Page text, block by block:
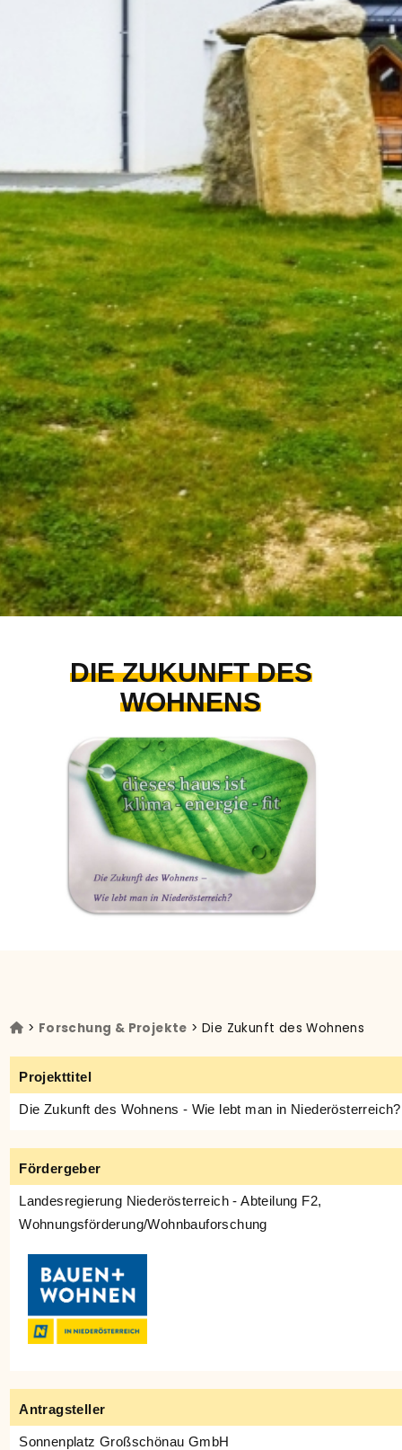
DIE ZUKUNFT DES
WOHNENS
> Forschung & Projekte > Die Zukunft des Wohnens
Projekttitel
Die Zukunft des Wohnens - Wie lebt man in Niederösterreich?
Fördergeber
Landesregierung Niederösterreich - Abteilung F2,
Wohnungsförderung/Wohnbauforschung
Antragsteller
Sonnenplatz Großschönau GmbH